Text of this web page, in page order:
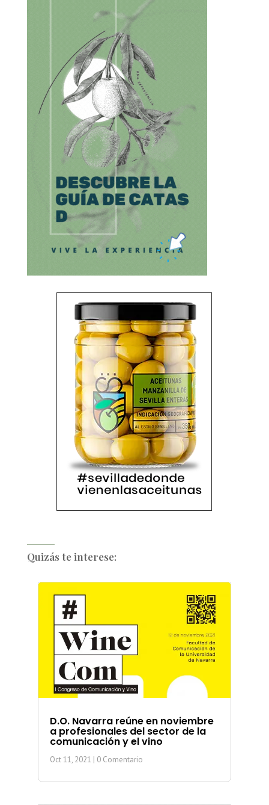
Quizás te interese:
D.O. Navarra reúne en noviembre
a profesionales del sector de la
comunicación y el vino
Oct 11, 2021 | 0 Comentario